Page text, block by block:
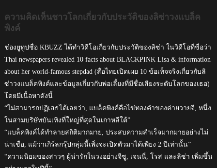
ความคิดเห็นชาวโลกเกี่ยวกับประวัติของลิซ่าวงแบล็ค
พิงค์
ช่องยูทูปชื่อ KBUZZ ได้ทำวิดีโอเกี่ยวกับประวัติของลิซ่า ในวิดีโอที่ชื่อว่า
Thai newspapers revealed 10 facts about BLACKPINK Lisa & information
about her world-famous stepdad (สื่อไทยเปิดเผย 10 ข้อเท็จจริงเกี่ยวกับลิ
ซ่าวงแบล็คพิงค์และข้อมูลเกี่ยวกับพ่อเลี้ยงที่มีชื่อเสียงระดับโลกของเธอ)
โดยมีเนื้อหาดังนี้
“ไม่สามารถปฏิเสธได้เลยว่า, แบล็คพิงค์คือไข่ทองคำของค่ายวายจี, หนึ่ง
ในสามบริษัทบันเทิงที่ใหญ่ที่สุดในเกาหลีใต้”
“แบล็คพิงค์ได้ทำลายสถิติมากมาย, ประสบความสำเร็จมากมายอย่างไม่
น่าเชื่อ, แม้ว่าเกิร์ลกรุ๊ปกลุ่มนี้เพิ่งจะเปิดตัวมาได้เพียง 2 ปีเท่านั้น”
“ความนิยมของสาวๆ ผู้น่ารักในวงอย่างจีซู, เจนนี่, โรส และลิซ่า เพิ่มขึ้น